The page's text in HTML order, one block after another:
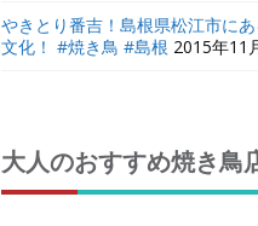
やきとり番吉！島根県松江市に
文化！ #焼き鳥 #島根 2015年11
大人のおすすめ焼き鳥